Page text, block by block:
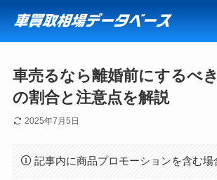
車売るなら離婚前にするべ
の割合と注意点を解説
2025年7月5日
記事内に商品プロモーションを含む場